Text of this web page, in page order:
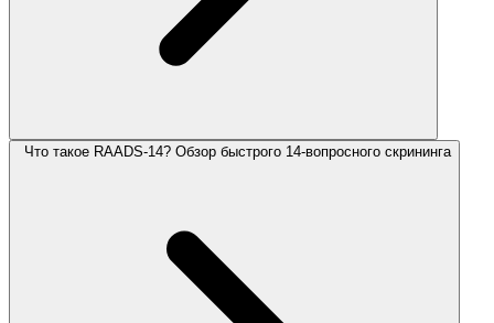
Что такое RAADS-14? Обзор быстрого 14-вопросного скрининга